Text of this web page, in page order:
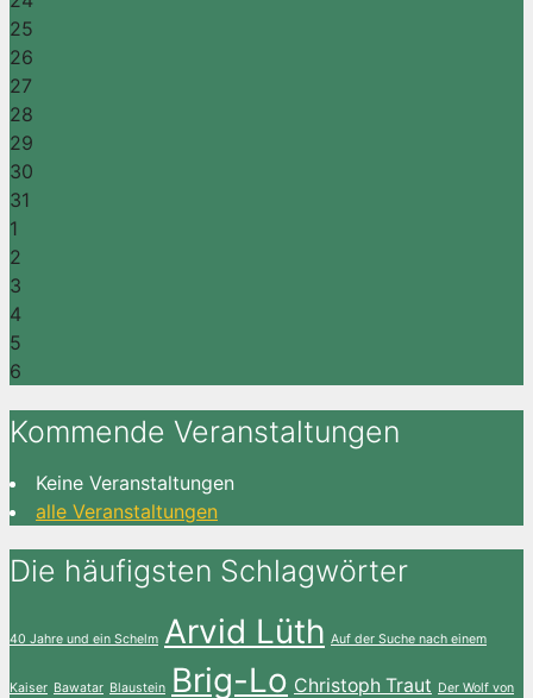
25
26
27
28
29
30
31
1
2
3
4
5
6
Kommende Veranstaltungen
Keine Veranstaltungen
alle Veranstaltungen
Die häufigsten Schlagwörter
40 Jahre und ein Schelm Arvid Lüth Auf der Suche nach einem
Kaiser Bawatar Blaustein Brig-Lo Christoph Traut Der Wolf von